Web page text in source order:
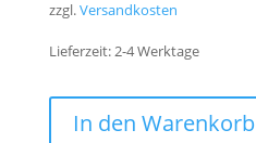
zzgl.Versandkosten
Lieferzeit:2-4 Werktage
In den Warenkorb